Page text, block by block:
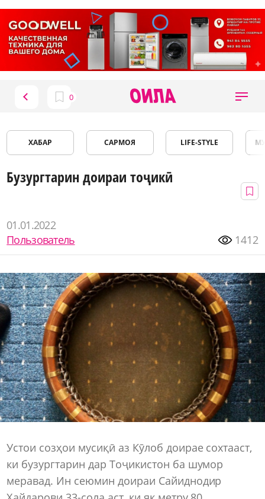
ХАБАР САРМОЯ LIFE-STYLE
Бузургтарин доираи тоҷикӣ
01.01.2022
Пользователь
1412
Устои созҳои мусиқӣ аз Кӯлоб доирае сохтааст,
ки бузургтарин дар Тоҷикистон ба шумор
меравад. Ин сеюмин доираи Сайиднодир